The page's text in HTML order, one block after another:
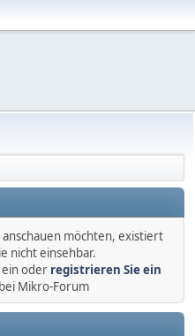
anschauen möchten, existiert
nicht einsehbar.
ein oder registrieren Sie ein
Mikro-Forum